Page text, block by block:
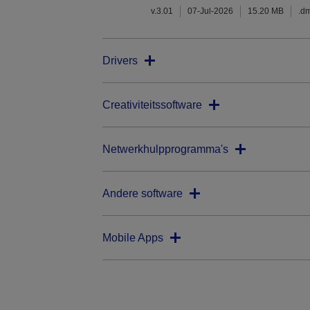
v.3.01 07-Jul-2026 15.20 MB
Drivers
Creativiteitssoftware
Netwerkhulpprogramma's
Andere software
Mobile Apps